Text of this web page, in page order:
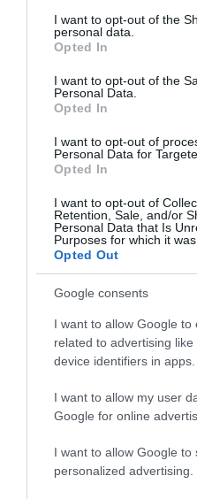
not limited to your visit or
grant or deny consent to
use your data for below
consent section.
I want to opt-out of the
personal data.
Opted In
I want to opt-out of the
Personal Data.
Opted In
I want to opt-out of
Personal Data for
Opted In
I want to opt-out of
Retention, Sale, and/or
Personal Data that Is
Purposes for which it
Opted Out
Google consents
I want to allow Google to
related to advertising
device identifiers in apps.
I want to allow my user
Google for online
I want to allow Google to
personalized advertising.
környezetük összeomlására. A
valószínűleg a
A tanulmány korábbi adatokra
faszénrészecskék (a tűzesetek
vizsgálatára a Jeruzsálemben és
barlangokban, valamint
térségében.
"A különféle adatsorok arra
katasztrófákat nem az ember
hanem éghajlati változás
következtetésében.
tükrözik. A szerkesztőség mindössze a
tartalmazzák.
Kérjük, kulturáltan, mások személyiségi